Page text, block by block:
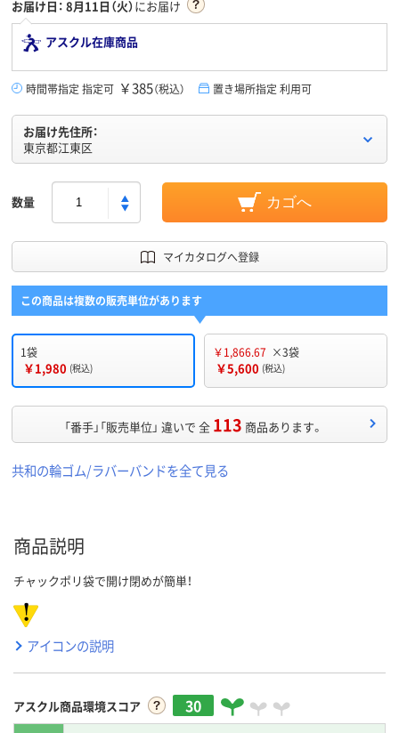
お届け日： 8月11日（火）にお届け
アスクル在庫商品
時間帯指定 指定可 ￥385（税込） 置き場所指定 利用可
お届け先住所：
東京都江東区
数量 カゴへ
マイカタログへ登録
この商品は複数の販売単位があります
1袋
￥1,980 (税込)
￥1,866.67 ×3袋
￥5,600 (税込)
「番手」「販売単位」 違いで 全 113 商品あります。
共和の輪ゴム/ラバーバンドを全て見る
商品説明
チャックポリ袋で開け閉めが簡単！
アイコンの説明
アスクル商品環境スコア 30